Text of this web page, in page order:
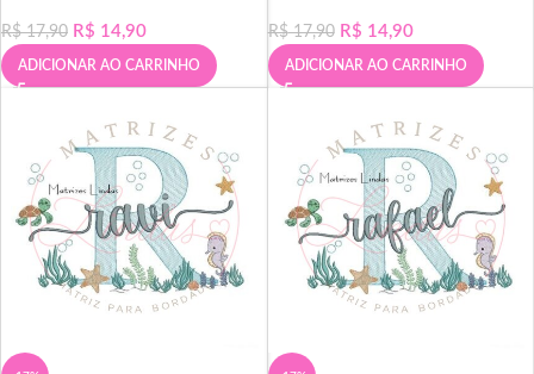
R$17,90 R$ 14,90
ADICIONAR AO CARRINHO
R$17,90 R$ 14,90
ADICIONAR AO CARRINHO